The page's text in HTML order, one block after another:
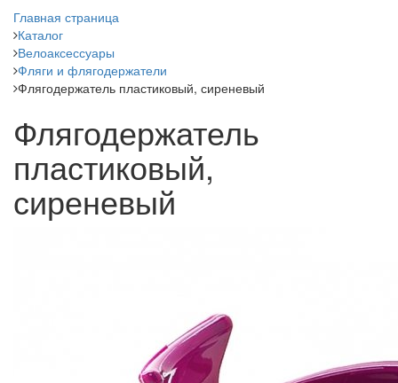
Главная страница
Каталог
Велоаксессуары
Фляги и флягодержатели
Флягодержатель пластиковый, сиреневый
Флягодержатель
пластиковый,
сиреневый